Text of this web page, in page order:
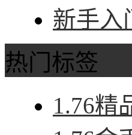
新手入
热门标签
1.76精